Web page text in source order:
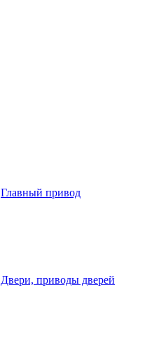
Главный привод
Двери, приводы дверей